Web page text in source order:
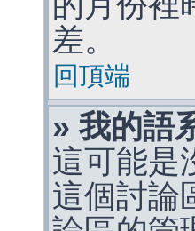
差。
回頂端
» 我的語
這可能是
這個討論